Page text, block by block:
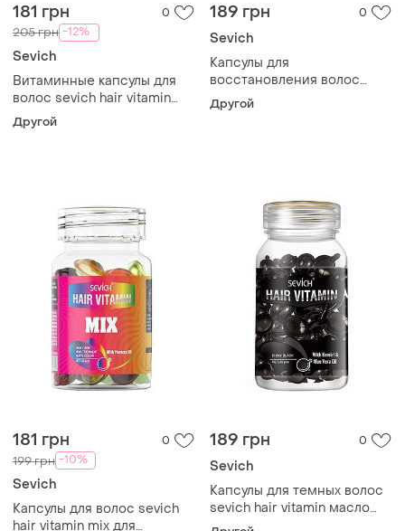
181 грн 0
205 грн -12%
Sevich
Витаминные капсулы для
волос sevich hair vitamin
mix 3 в 1 для
восстановления волос 40
Другой
189 грн 0
Sevich
Капсулы для
восстановления волос
sevich hair vitamin с
марокканским маслом и
Другой
181 грн 0
199 грн -10%
Sevich
Капсулы для волос sevich
hair vitamin mix для
189 грн 0
Sevich
Капсулы для темных волос
sevich hair vitamin масло
кукуи и алоэ вера защита от